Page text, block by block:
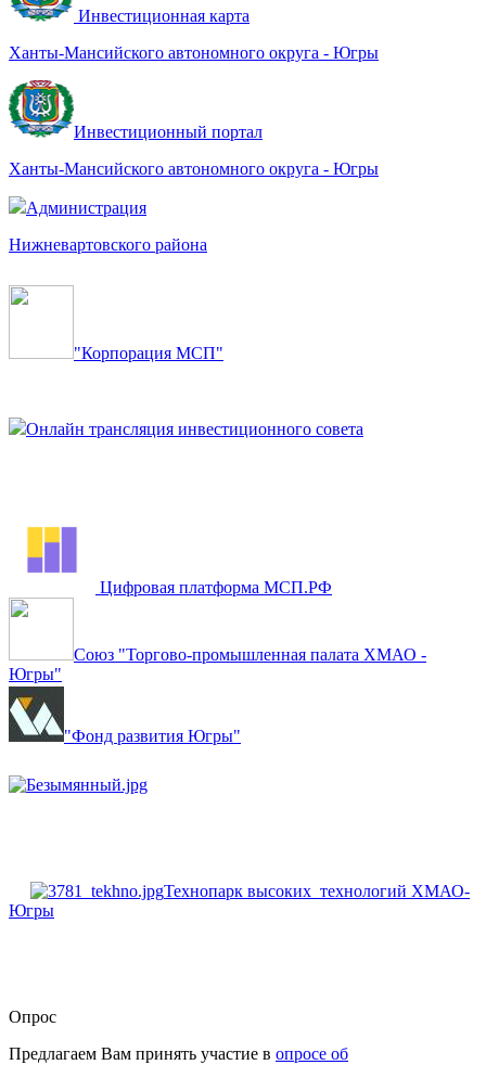
Инвестиционная карта
Ханты-Мансийского автономного округа - Югры
Инвестиционный портал
Ханты-Мансийского автономного округа - Югры
Администрация
Нижневартовского района
"Корпорация МСП"
Онлайн трансляция инвестиционного совета
Цифровая платформа МСП.РФ
Союз "Торгово-промышленная палата ХМАО -
Югры"
"Фонд развития Югры"
Технопарк высоких технологий ХМАО-
Югры
Опрос
Предлагаем Вам принять участие в опросе об